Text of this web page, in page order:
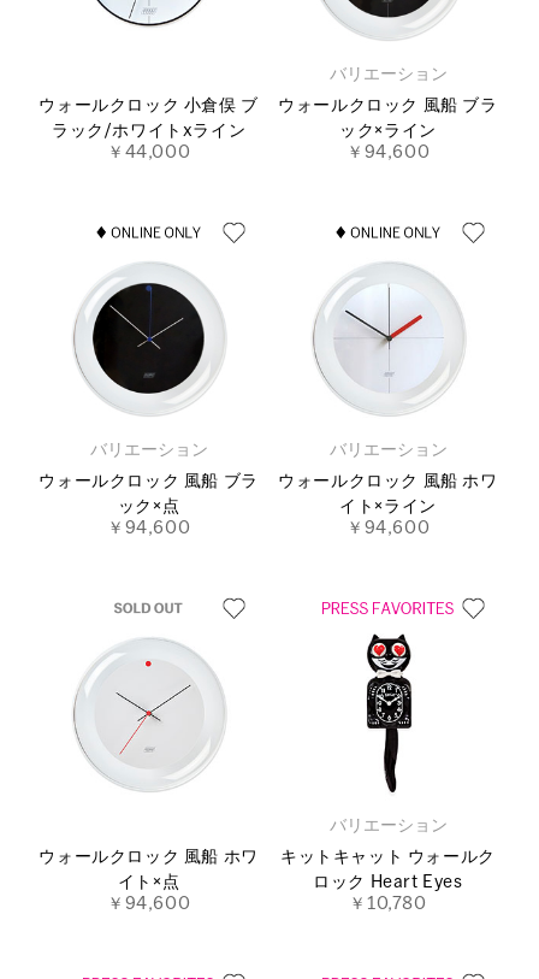
ウォールクロック 小倉俣 ブ
ラック/ホワイトxライン
￥44,000
バリエーション
ウォールクロック 風船 ブラ
ック×ライン
￥94,600
バリエーション
ウォールクロック 風船 ブラ
ック×点
￥94,600
バリエーション
ウォールクロック 風船 ホワ
イト×ライン
￥94,600
ウォールクロック 風船 ホワ
イト×点
￥94,600
バリエーション
キットキャット ウォールク
ロック Heart Eyes
￥10,780